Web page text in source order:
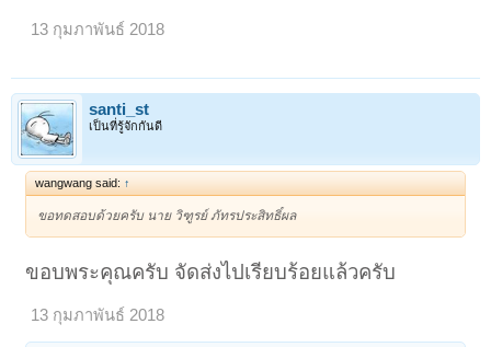
13 กุมภาพันธ์ 2018
santi_st
เป็นที่รู้จักกันดี
wangwang said: ↑
ขอทดสอบด้วยครับ นาย วิฑูรย์ ภัทรประสิทธิ์ผล
ขอบพระคุณครับ จัดส่งไปเรียบร้อยแล้วครับ
13 กุมภาพันธ์ 2018